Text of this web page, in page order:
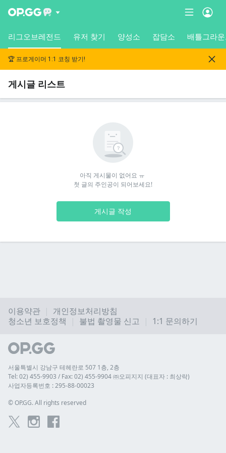
리그오브레전드 유저 찾기 양성소 잡담소 배틀그라
🏆 프로게이머 1:1 코칭 받기!
게시글 리스트
아직 게시물이 없어요 ㅠ
첫 글의 주인공이 되어보세요!
게시글 작성
이용약관
개인정보처리방침
청소년 보호정책
불법 촬영물 신고 1:1 문의하기
서울특별시 강남구 테헤란로 507 1층, 2층
Tel: 02) 455-9903 / Fax: 02) 455-9904 ㈜오피지지 (대표자 : 최상락)
사업자등록번호 : 295-88-00023
© OP.GG. All rights reserved